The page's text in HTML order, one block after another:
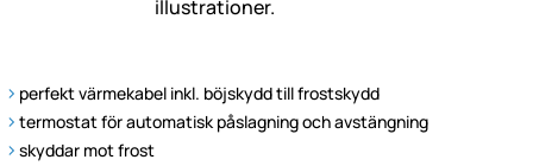
perfekt värmekabel inkl. böjskydd till frostskydd
termostat för automatisk påslagning och avstängning
skyddar mot frost